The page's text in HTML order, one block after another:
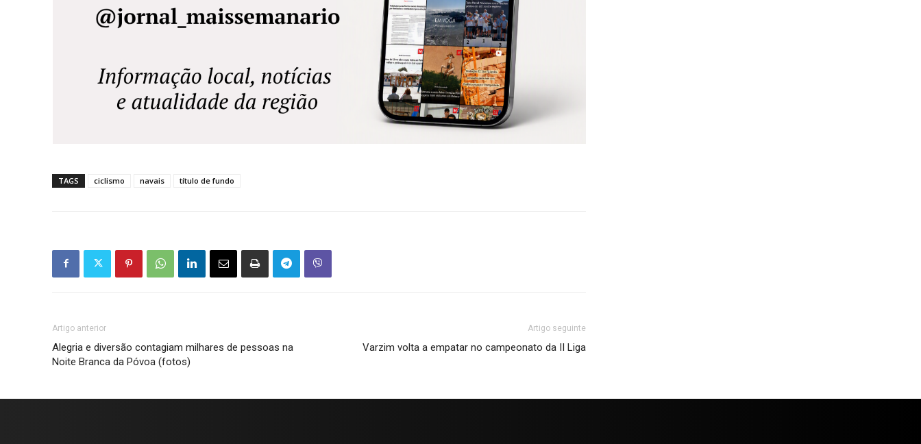
TAGS ciclismo navais título de fundo
Artigo anterior
Alegria e diversão contagiam milhares de pessoas na
Noite Branca da Póvoa (fotos)
Artigo seguinte
Varzim volta a empatar no campeonato da II Liga